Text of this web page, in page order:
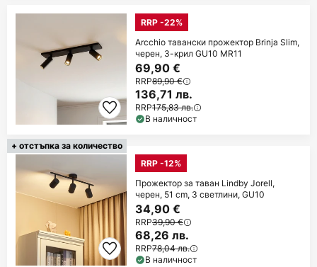
RRP -22%
Arcchio тавански прожектор Brinja Slim,
черен, 3-крил GU10 MR11
69,90 €
RRP89,90 €
136,71 лв.
RRP175,83 лв.
В наличност
+ отстъпка за количество
RRP -12%
Прожектор за таван Lindby Jorell,
черен, 51 cm, 3 светлини, GU10
34,90 €
RRP39,90 €
68,26 лв.
RRP78,04 лв.
В наличност